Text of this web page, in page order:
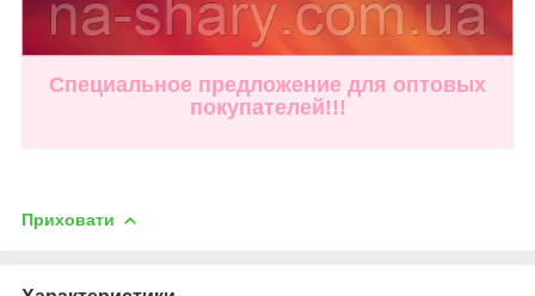
Специальное предложение для оптовых
покупателей!!!
Приховати